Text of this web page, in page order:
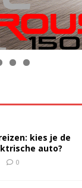
informatie
kies je de
auto?
0